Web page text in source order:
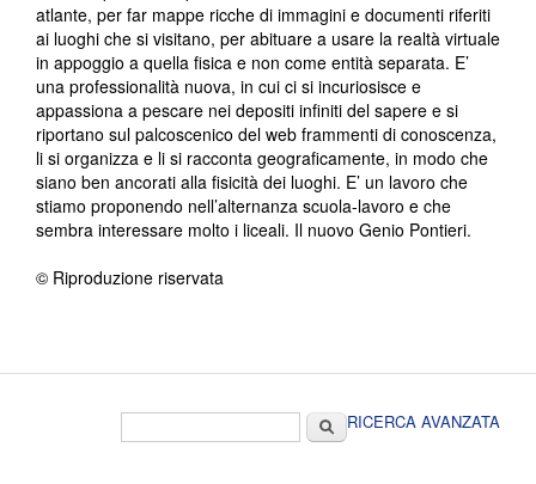
atlante, per far mappe ricche di immagini e documenti riferiti
ai luoghi che si visitano, per abituare a usare la realtà virtuale
in appoggio a quella fisica e non come entità separata. E’
una professionalità nuova, in cui ci si incuriosisce e
appassiona a pescare nei depositi infiniti del sapere e si
riportano sul palcoscenico del web frammenti di conoscenza,
li si organizza e li si racconta geograficamente, in modo che
siano ben ancorati alla fisicità dei luoghi. E’ un lavoro che
stiamo proponendo nell’alternanza scuola-lavoro e che
sembra interessare molto i liceali. Il nuovo Genio Pontieri.
© Riproduzione riservata
CercaRICERCA AVANZATA